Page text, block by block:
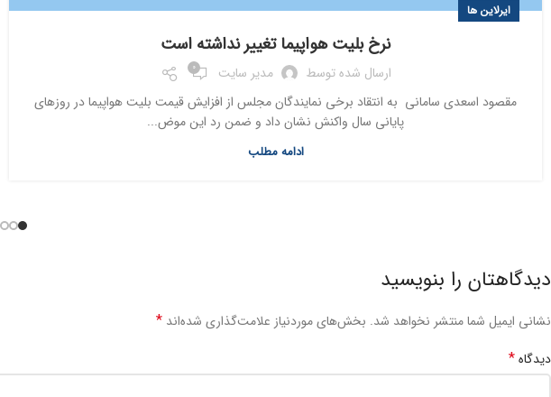
ایرلاین ها
نرخ بلیت هواپیما تغییر نداشته است
ارسال شده توسط مدیر سایت 0
مقصود اسعدی سامانی به انتقاد برخی نمایندگان مجلس از افزایش قیمت بلیت هواپیما در روزهای
پایانی سال واکنش نشان داد و ضمن رد این موض...
ادامه مطلب
دیدگاهتان را بنویسید
نشانی ایمیل شما منتشر نخواهد شد. بخش‌های موردنیاز علامت‌گذاری شده‌اند *
دیدگاه*